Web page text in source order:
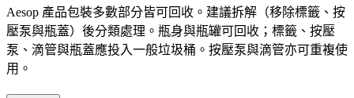
Aesop 產品包裝多數部分皆可回收。建議拆解（移除標籤、按
壓泵與瓶蓋）後分類處理。瓶身與瓶罐可回收；標籤、按壓
泵、滴管與瓶蓋應投入一般垃圾桶。按壓泵與滴管亦可重複使
用。​